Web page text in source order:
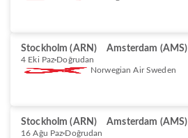
Stockholm (ARN) Amsterdam (AMS)
4 Eki Paz Doğrudan
Norwegian Air Sweden
Stockholm (ARN) Amsterdam (AMS)
16 Ağu Paz Doğrudan